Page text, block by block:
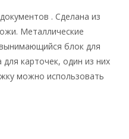
. Сделана из
Металлические
блок для
карточек, один из них
можно использовать